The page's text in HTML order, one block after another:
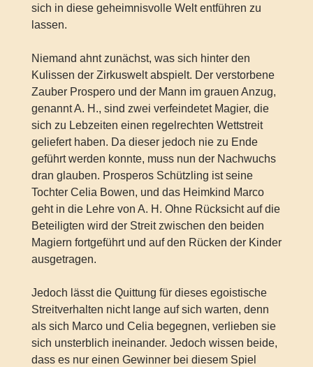
sich in diese geheimnisvolle Welt entführen zu
lassen.
Niemand ahnt zunächst, was sich hinter den
Kulissen der Zirkuswelt abspielt. Der verstorbene
Zauber Prospero und der Mann im grauen Anzug,
genannt A. H., sind zwei verfeindetet Magier, die
sich zu Lebzeiten einen regelrechten Wettstreit
geliefert haben. Da dieser jedoch nie zu Ende
geführt werden konnte, muss nun der Nachwuchs
dran glauben. Prosperos Schützling ist seine
Tochter Celia Bowen, und das Heimkind Marco
geht in die Lehre von A. H. Ohne Rücksicht auf die
Beteiligten wird der Streit zwischen den beiden
Magiern fortgeführt und auf den Rücken der Kinder
ausgetragen.
Jedoch lässt die Quittung für dieses egoistische
Streitverhalten nicht lange auf sich warten, denn
als sich Marco und Celia begegnen, verlieben sie
sich unsterblich ineinander. Jedoch wissen beide,
dass es nur einen Gewinner bei diesem Spiel